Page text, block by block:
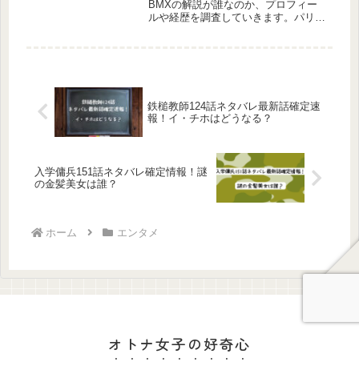
BMXの解説が誰なのか、プロフィー
ルや経歴を調査していきます。パリオ
鉄槌教師124話ネタバレ最新話確定速
報！イ・チホはどうなる？
入学傭兵151話ネタバレ確定情報！謎
の金髪美女は誰？
ホーム エンタメ
オトナ女子の好奇心